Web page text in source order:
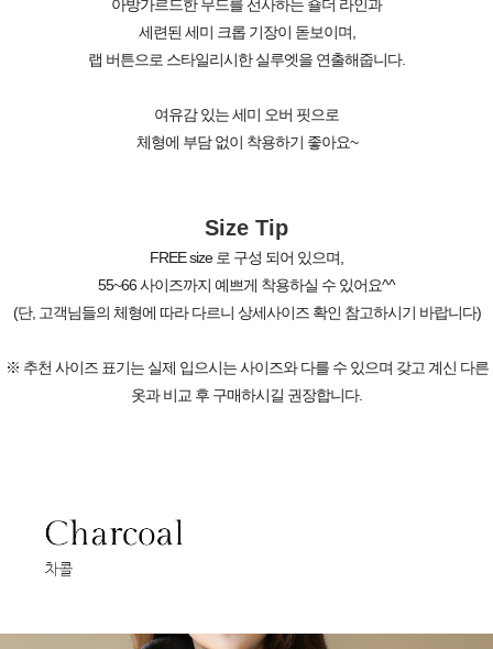
아방가르드한 무드를 선사하는 숄더 라인과
세련된 세미 크롭 기장이 돋보이며,
랩 버튼으로 스타일리시한 실루엣을 연출해줍니다.
여유감 있는 세미 오버 핏으로
체형에 부담 없이 착용하기 좋아요~
Size Tip
FREE size 로 구성 되어 있으며,
55~66 사이즈까지 예쁘게 착용하실 수 있어요^^
(단, 고객님들의 체형에 따라 다르니 상세사이즈 확인 참고하시기 바랍니다)
※ 추천 사이즈 표기는 실제 입으시는 사이즈와 다를 수 있으며 갖고 계신 다른
옷과 비교 후 구매하시길 권장합니다.